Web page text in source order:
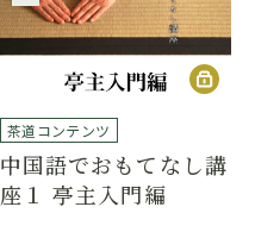
茶道コンテンツ
中国語でおもてなし講
座１ 亭主入門編